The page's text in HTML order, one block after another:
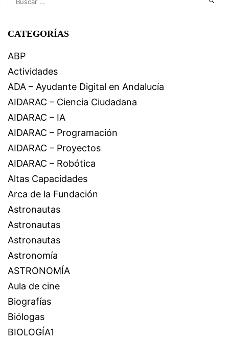
CATEGORÍAS
ABP
Actividades
ADA – Ayudante Digital en Andalucía
AIDARAC – Ciencia Ciudadana
AIDARAC – IA
AIDARAC – Programación
AIDARAC – Proyectos
AIDARAC – Robótica
Altas Capacidades
Arca de la Fundación
Astronautas
Astronautas
Astronautas
Astronomía
ASTRONOMÍA
Aula de cine
Biografías
Biólogas
BIOLOGÍA1